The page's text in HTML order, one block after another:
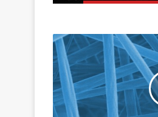
Розумна
пов'язка
виділяє
антибіотики,
але
тільки